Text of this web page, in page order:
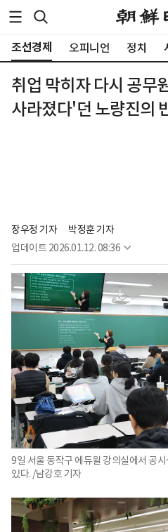
조선경제 오피니언 정치
취업 막히자 다시 공
사라졌다'던 노량진의
장우정 기자
박정훈 기자
업데이트 2026.01.12. 08:36
9일 서울 동작구 에듀윌 강의실에서 공
있다. /남강호 기자